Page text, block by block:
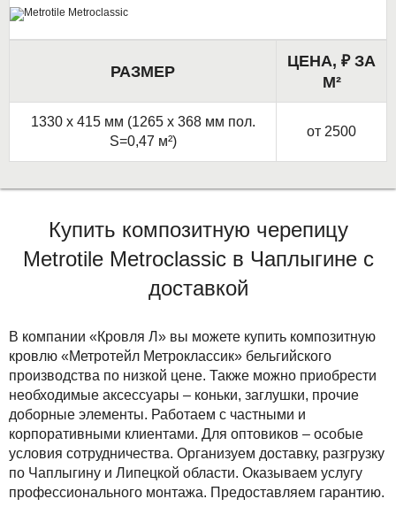
РАЗМЕР
ЦЕНА, ₽ ЗА
М²
1330 х 415 мм (1265 х 368 мм пол.
S=0,47 м²)
от 2500
Купить композитную черепицу
Metrotile Metroclassic в Чаплыгине с
доставкой
В компании «Кровля Л» вы можете купить композитную
кровлю «Метротейл Метроклассик» бельгийского
производства по низкой цене. Также можно приобрести
необходимые аксессуары – коньки, заглушки, прочие
доборные элементы. Работаем с частными и
корпоративными клиентами. Для оптовиков – особые
условия сотрудничества. Организуем доставку, разгрузку
по Чаплыгину и Липецкой области. Оказываем услугу
профессионального монтажа. Предоставляем гарантию.